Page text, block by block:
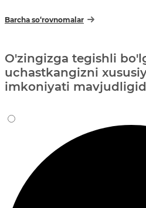
Barcha so‘rovnomalar
O'zingizga tegishli
uchastkangizni
imkoniyati